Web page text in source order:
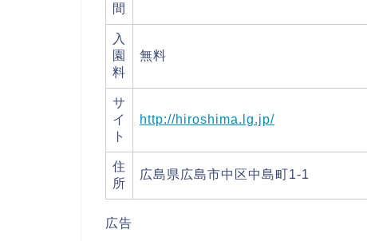
間
入
園
料
無料
サ
イ
ト
http://hiroshima.lg.jp/
住
所
広島県広島市中区中島町1-1
広告